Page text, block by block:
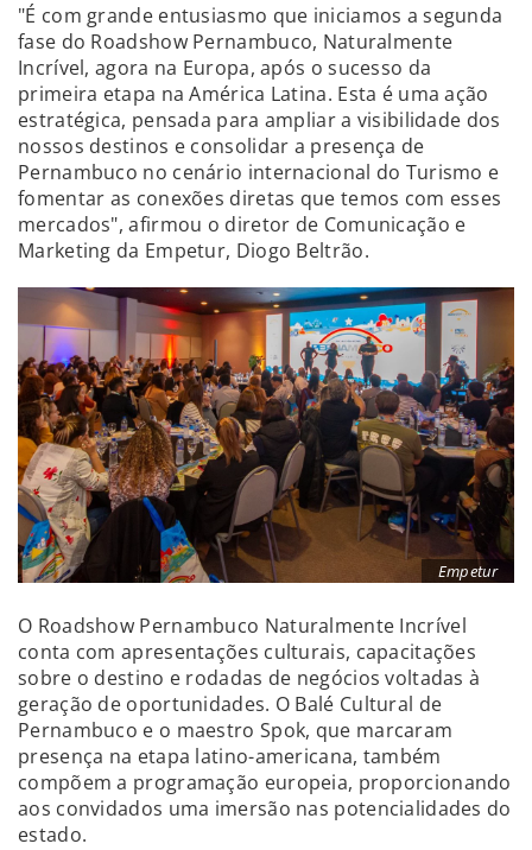
"É com grande entusiasmo que iniciamos a segunda
fase do Roadshow Pernambuco, Naturalmente
Incrível, agora na Europa, após o sucesso da
primeira etapa na América Latina. Esta é uma ação
estratégica, pensada para ampliar a visibilidade dos
nossos destinos e consolidar a presença de
Pernambuco no cenário internacional do Turismo e
fomentar as conexões diretas que temos com esses
mercados", afirmou o diretor de Comunicação e
Marketing da Empetur, Diogo Beltrão.
Empetur
O Roadshow Pernambuco Naturalmente Incrível
conta com apresentações culturais, capacitações
sobre o destino e rodadas de negócios voltadas à
geração de oportunidades. O Balé Cultural de
Pernambuco e o maestro Spok, que marcaram
presença na etapa latino-americana, também
compõem a programação europeia, proporcionando
aos convidados uma imersão nas potencialidades do
estado.